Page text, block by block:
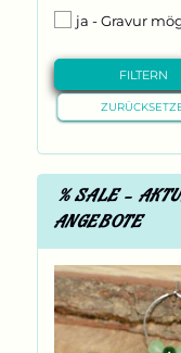
WEITERE
Geist
Regenschirm
ja - Gravur
FILTERN
% SALE -
ANGEBOTE